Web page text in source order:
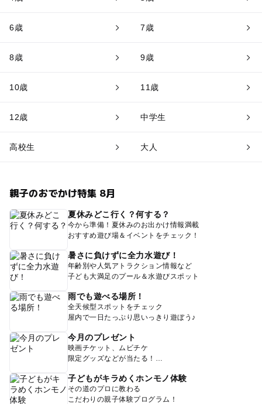
6歳 7歳
8歳 9歳
10歳 11歳
12歳 中学生
高校生 大人
親子のおでかけ特集 8月
夏休みどこ行く？何する？
今から準備！夏休みのお出かけ情報満載
おすすめ遊び場＆イベントをチェック！
暑さに負けずに全力水遊び！
年齢別や人気アトラクション情報など
子ども大満足のプール＆水遊びスポット
雨でも遊べる場所！
全天候型スポットをチェック
屋内で一日たっぷり思いっきり遊ぼう♪
今月のプレゼント
映画チケット、ムビチケ
限定グッズなどが当たる！
子どもがキラめくホンモノ体験
その道のプロに教わる
こだわりの親子体験プログラム！